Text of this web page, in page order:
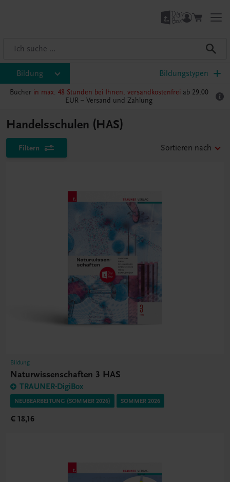
Bildung Bildungstypen
Bücher in max. 48 Stunden bei Ihnen, versandkostenfrei ab 29,00
EUR – Versand und Zahlung
Handelsschulen (HAS)
Filtern Sortieren nach
Bildung
Naturwissenschaften 3 HAS
TRAUNER-DigiBox
NEUBEARBEITUNG (SOMMER 2026) SOMMER 2026
€ 18,16